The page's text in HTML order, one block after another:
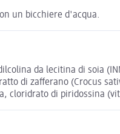
un bicchiere d'acqua.
da lecitina di soia
di zafferano (Crocus
cloridrato di piridossina